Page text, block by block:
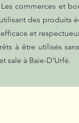
commerces et
des produits
et
à être utilisés
sale à Baie-D’Urfé.